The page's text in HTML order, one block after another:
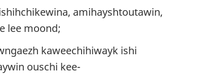
amihayshtoutawin,
lee moond;
kaweechihiwayk ishi
ouschi kee-